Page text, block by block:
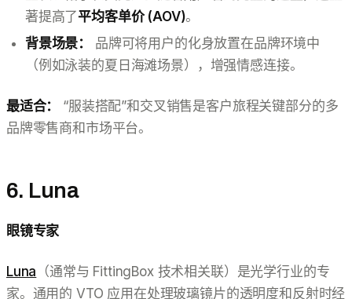
著提高了平均客单价 (AOV)。
背景场景：
品牌可将用户的化身放置在品牌环境中
（例如泳装的夏日海滩场景），增强情感连接。
最适合：
“服装搭配”和交叉销售是客户旅程关键部分的多
品牌零售商和市场平台。
6. Luna
眼镜专家
Luna （通常与 FittingBox 技术相关联）是光学行业的专
家。通用的 VTO 应用在处理玻璃镜片的透明度和反射时经